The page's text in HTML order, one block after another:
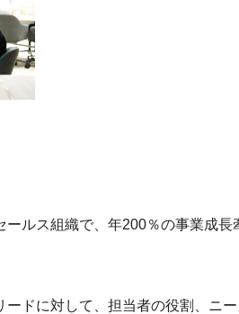
ールス組織で、年200％の事業成長
ドに対して、担当者の役割、ニ